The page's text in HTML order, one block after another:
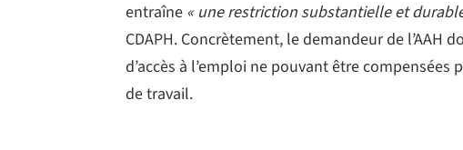
entraîne « une restriction substantielle et
CDAPH. Concrètement, le demandeur de
d’accès à l’emploi ne pouvant être
de travail.